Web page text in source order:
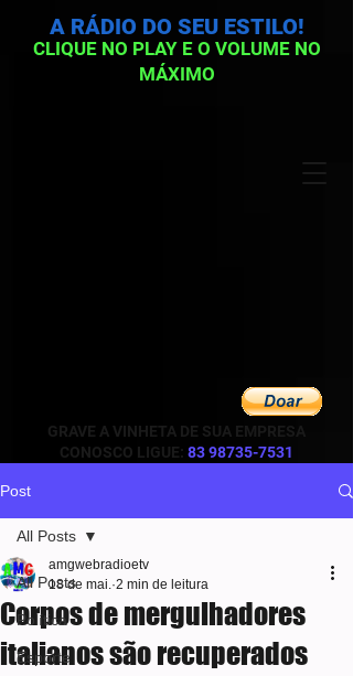
GRAVE A VINHETA DE SUA EMPRESA
CONOSCO LIGUE: 83 98735-7531
CLIQUE NO PLAY E O VOLUME NO
MÁXIMO
A RÁDIO DO SEU ESTILO!
Post
All Posts
Política
Esporte
All Posts
Corpos de mergulhadores
italianos são recuperados
amgwebradioetv
18 de mai. 2 min de leitura